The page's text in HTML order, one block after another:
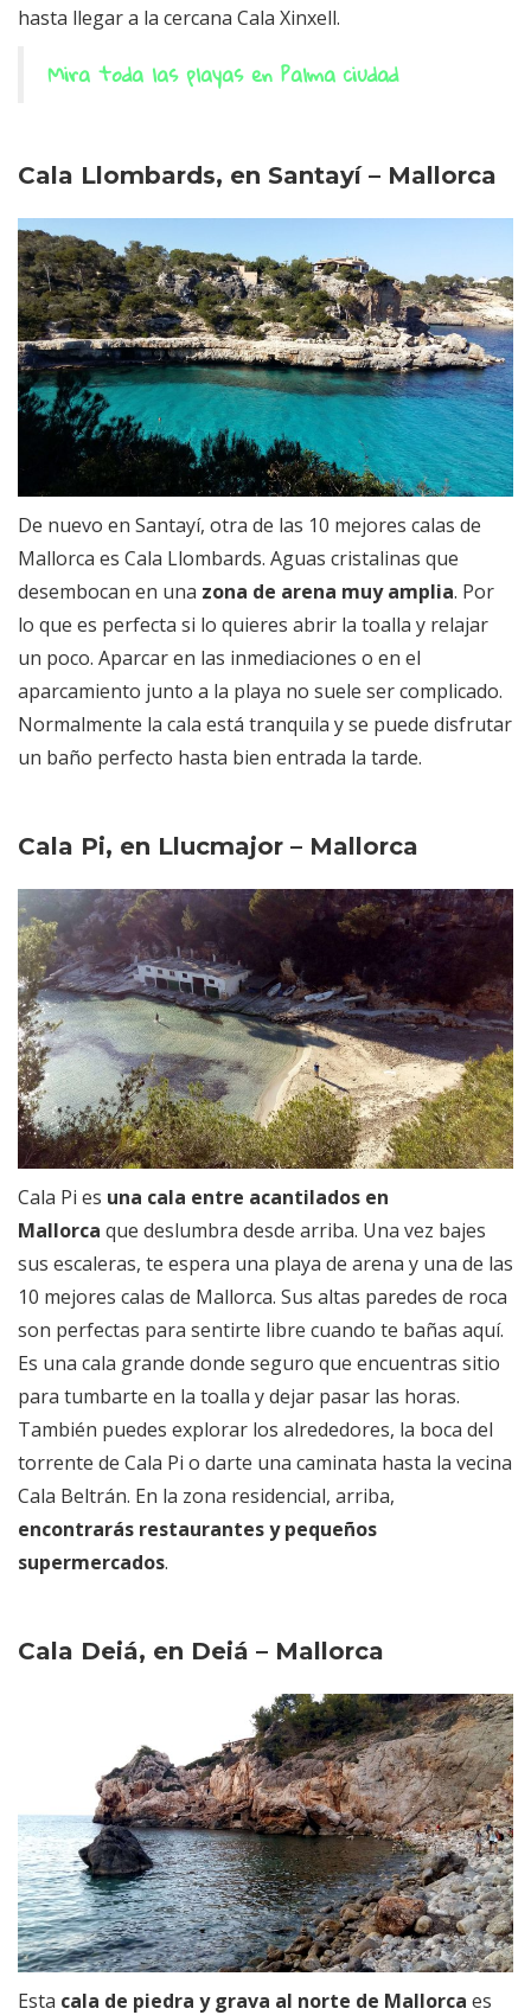
hasta llegar a la cercana Cala Xinxell.
Mira toda las playas en Palma ciudad
Cala Llombards, en Santayí – Mallorca
De nuevo en Santayí, otra de las 10 mejores calas de
Mallorca es Cala Llombards. Aguas cristalinas que
desembocan en una zona de arena muy amplia. Por
lo que es perfecta si lo quieres abrir la toalla y relajar
un poco. Aparcar en las inmediaciones o en el
aparcamiento junto a la playa no suele ser complicado.
Normalmente la cala está tranquila y se puede disfrutar
un baño perfecto hasta bien entrada la tarde.
Cala Pi, en Llucmajor – Mallorca
Cala Pi es una cala entre acantilados en
Mallorca que deslumbra desde arriba. Una vez bajes
sus escaleras, te espera una playa de arena y una de las
10 mejores calas de Mallorca. Sus altas paredes de roca
son perfectas para sentirte libre cuando te bañas aquí.
Es una cala grande donde seguro que encuentras sitio
para tumbarte en la toalla y dejar pasar las horas.
También puedes explorar los alrededores, la boca del
torrente de Cala Pi o darte una caminata hasta la vecina
Cala Beltrán. En la zona residencial, arriba,
encontrarás restaurantes y pequeños
supermercados.
Cala Deiá, en Deiá – Mallorca
Esta cala de piedra y grava al norte de Mallorca es